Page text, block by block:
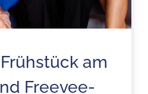
am
Freevee-